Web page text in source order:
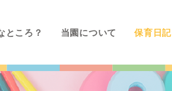
ところ？ 当園について 保育日記